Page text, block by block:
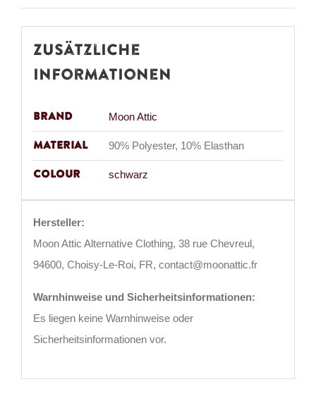
Zusätzliche
Informationen
Brand Moon Attic
Material 90% Polyester, 10% Elasthan
Colour schwarz
Hersteller:
Moon Attic Alternative Clothing, 38 rue Chevreul,
94600, Choisy-Le-Roi, FR, contact@moonattic.fr
Warnhinweise und Sicherheitsinformationen:
Es liegen keine Warnhinweise oder
Sicherheitsinformationen vor.